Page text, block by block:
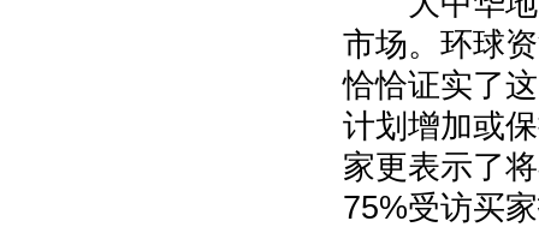
市场。环球
恰恰证实了
计划增加或
家更表示了
75%受访买